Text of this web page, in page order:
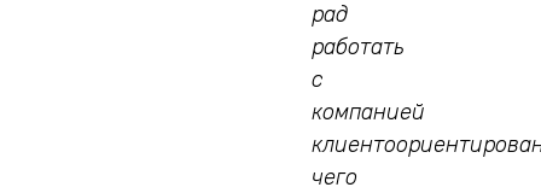
рад
работать
с
компанией
чего